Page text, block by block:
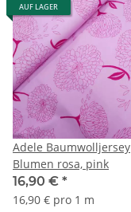
AUF LAGER
Adele Baumwolljersey
Blumen rosa, pink
16,90 € *
16,90 € pro 1 m